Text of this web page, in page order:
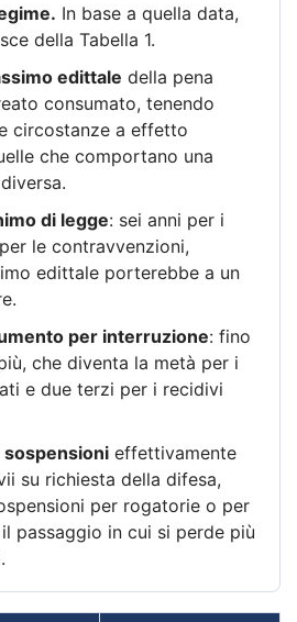
In base a quella data,
della Tabella 1.
edittale della pena
consumato, tenendo
circostanze a effetto
che comportano una
di legge: sei anni per i
le contravvenzioni,
edittale porterebbe a un
per interruzione: fino
che diventa la metà per i
e due terzi per i recidivi
sospensioni effettivamente
su richiesta della difesa,
per rogatorie o per
passaggio in cui si perde più